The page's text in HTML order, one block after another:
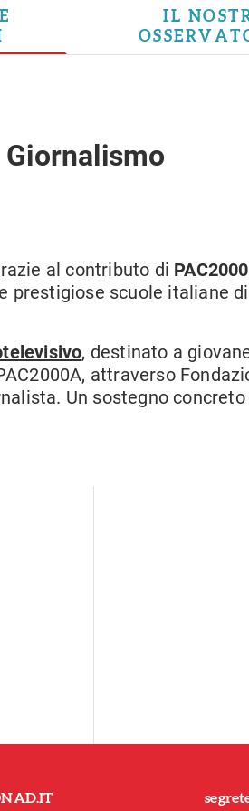
IL
al contributo di
prestigiose scuole italiane
, destinato a
attraverso
Un sostegno